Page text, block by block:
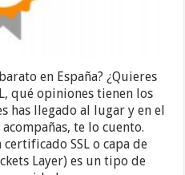
en España? ¿Quieres
qué opiniones tienen los
has llegado al lugar y en el
te lo cuento.
certificado SSL o capa de
Layer) es un tipo de